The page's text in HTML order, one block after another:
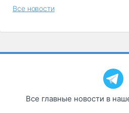
Все новости
Все главные новости в